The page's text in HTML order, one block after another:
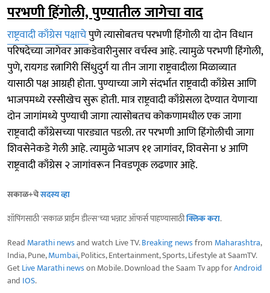
परभणी हिंगोली, पुण्यातील जागेचा वाद
राष्ट्रवादी काँग्रेस पक्षाचेपुणे त्यासोबतच परभणी हिंगोली या दोन विधान
परिषदेच्या जागेवर आकडेवारीनुसार वर्चस्व आहे. त्यामुळे परभणी हिंगोली,
पुणे, रायगड रत्नागिरी सिंधुदुर्ग या तीन जागा राष्ट्रवादीला मिळाव्यात
यासाठी पक्ष आग्रही होता. पुण्याच्या जागे संदर्भात राष्ट्रवादी काँग्रेस आणि
भाजपमध्ये रस्सीखेच सुरू होती. मात्र राष्ट्रवादी काँग्रेसला देण्यात येणाऱ्या
दोन जागांमध्ये पुण्याची जागा त्यासोबतच कोकणामधील एक जागा
राष्ट्रवादी काँग्रेसच्या पारड्यात पडली. तर परभणी आणि हिंगोलीची जागा
शिवसेनेकडे गेली आहे. त्यामुळे भाजप ११ जागांवर, शिवसेना ४ आणि
राष्ट्रवादी काँग्रेस २ जागांवरून निवडणूक लढणार आहे.
सकाळ+चेसदस्य व्हा
शॉपिंगसाठी 'सकाळ प्राईम डील्स'च्या भन्नाट ऑफर्स पाहण्यासाठीक्लिक करा.
Read Marathi newsand watch Live TV.Breaking newsfrom Maharashtra,
India, Pune,Mumbai, Politics, Entertainment, Sports, Lifestyle at SaamTV.
GetLive Marathi newson Mobile. Download the Saam Tv app forAndroid
and IOS.